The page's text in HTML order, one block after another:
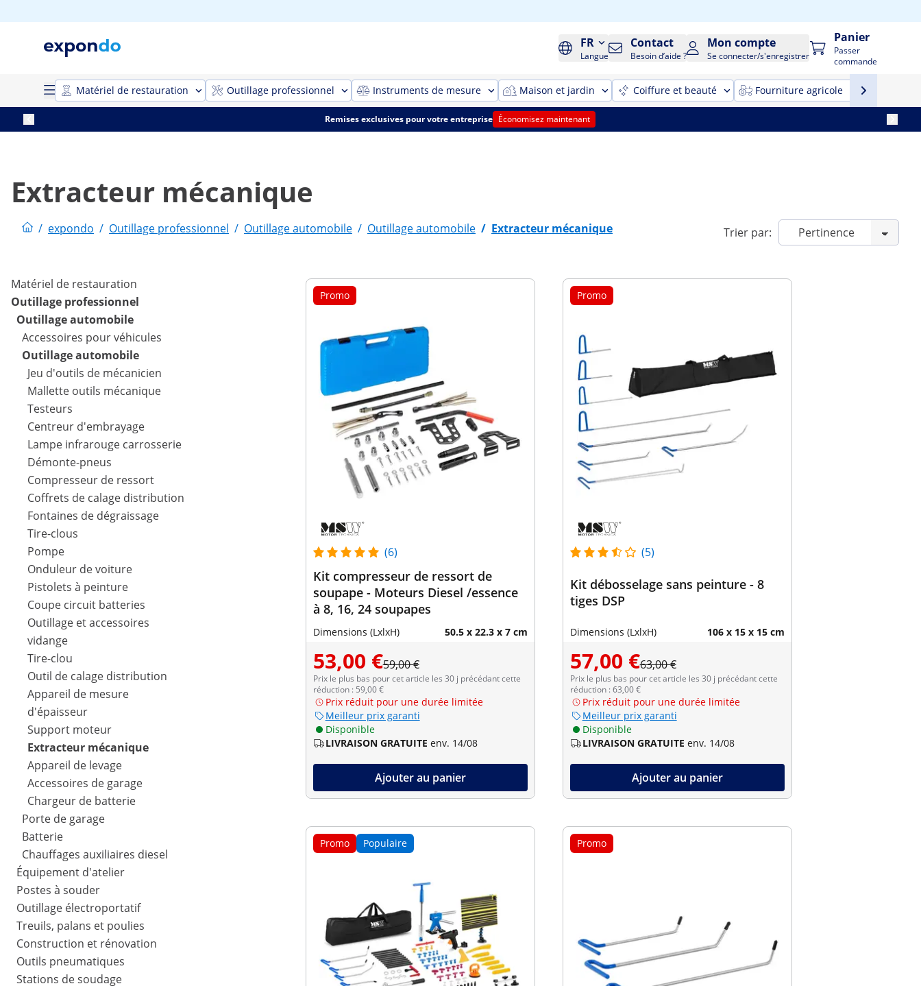
FR
Langue
Contact
Besoin d’aide ?
Mon compte
Se connecter/s'enregistrer
Panier
Passer
commande
Matériel de restauration Outillage professionnel Instruments de mesure Maison et jardin Coiffure et beauté Fourniture agricole
Remises exclusives pour votre entreprise Économisez maintenant
Extracteur mécanique
/ expondo / Outillage professionnel / Outillage automobile / Outillage automobile / Extracteur mécanique Trier par:
Matériel de restauration
Outillage professionnel
Outillage automobile
Accessoires pour véhicules
Outillage automobile
Jeu d'outils de mécanicien
Mallette outils mécanique
Testeurs
Centreur d'embrayage
Lampe infrarouge carrosserie
Démonte-pneus
Compresseur de ressort
Coffrets de calage distribution
Fontaines de dégraissage
Tire-clous
Pompe
Onduleur de voiture
Pistolets à peinture
Coupe circuit batteries
Outillage et accessoires
vidange
Tire-clou
Outil de calage distribution
Appareil de mesure
d'épaisseur
Support moteur
Extracteur mécanique
Appareil de levage
Accessoires de garage
Chargeur de batterie
Porte de garage
Batterie
Chauffages auxiliaires diesel
Équipement d'atelier
Postes à souder
Outillage électroportatif
Treuils, palans et poulies
Construction et rénovation
Outils pneumatiques
Stations de soudage
Promo
(6)
Kit compresseur de ressort de
soupape - Moteurs Diesel /essence
à 8, 16, 24 soupapes
Dimensions (LxlxH) 50.5 x 22.3 x 7 cm
53,00 €59,00 €
Prix le plus bas pour cet article les 30 j précédant cette
réduction : 59,00 €
Prix réduit pour une durée limitée
Meilleur prix garanti
Disponible
LIVRAISON GRATUITE env. 14/08
Ajouter au panier
Promo
(5)
Kit débosselage sans peinture - 8
tiges DSP
Dimensions (LxlxH) 106 x 15 x 15 cm
57,00 €63,00 €
Prix le plus bas pour cet article les 30 j précédant cette
réduction : 63,00 €
Prix réduit pour une durée limitée
Meilleur prix garanti
Disponible
LIVRAISON GRATUITE env. 14/08
Ajouter au panier
Promo Populaire Promo